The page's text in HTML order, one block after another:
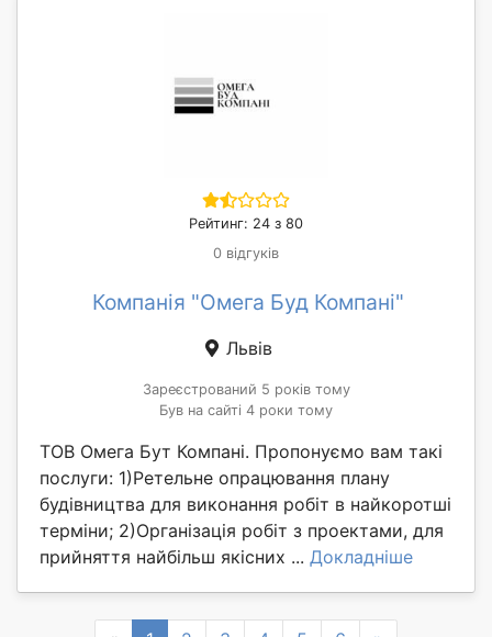
Рейтинг: 24 з 80
0 відгуків
Компанія "Омега Буд Компані"
Львів
Зареєстрований 5 років тому
Був на сайті 4 роки тому
ТОВ Омега Бут Компані. Пропонуємо вам такі
послуги: 1)Ретельне опрацювання плану
будівництва для виконання робіт в найкоротші
терміни; 2)Організація робіт з проектами, для
прийняття найбільш якісних ... Докладніше